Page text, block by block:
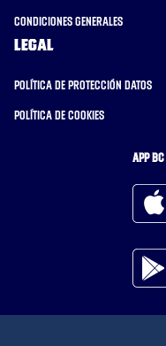
Condiciones generales
Legal
Política de protección datos
Política de cookies
APP